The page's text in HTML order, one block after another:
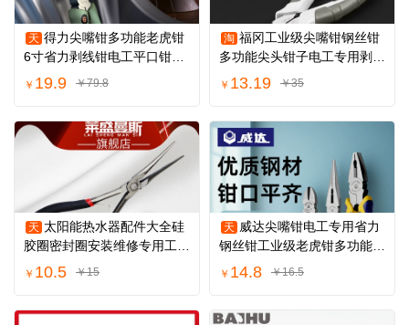
天 得力尖嘴钳多功能老虎钳
6寸省力剥线钳电工平口钳
home系列钳子
￥ 19.9 ￥79.8
淘 福冈工业级尖嘴钳钢丝钳
多功能尖头钳子电工专用剥线
剪线68寸家用
￥ 13.19 ￥35
天 太阳能热水器配件大全硅
胶圈密封圈安装维修专用工具
加长尖嘴钳子
￥ 10.5 ￥15
天 威达尖嘴钳电工专用省力
钢丝钳工业级老虎钳多功能钳
子家用斜嘴钳
￥ 14.8 ￥16.5